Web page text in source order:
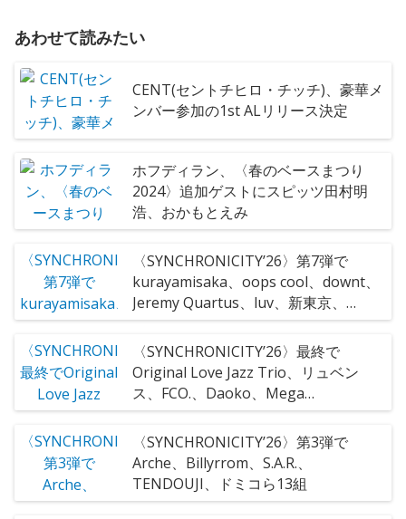
あわせて読みたい
CENT(セントチヒロ・チッチ)、豪華メ
ンバー参加の1st ALリリース決定
ホフディラン、〈春のベースまつり
2024〉追加ゲストにスピッツ田村明
浩、おかもとえみ
〈SYNCHRONICITY’26〉第7弾で
kurayamisaka、oops cool、downt、
Jeremy Quartus、luv、新東京、
ExWHYZ、bacho、ハク。ら22組決定
〈SYNCHRONICITY’26〉最終で
Original Love Jazz Trio、リュベン
ス、FCO.、Daoko、Mega
Shinnosukeら決定 過去最多140組が
出演
〈SYNCHRONICITY’26〉第3弾で
Arche、Billyrrom、S.A.R.、
TENDOUJI、ドミコら13組